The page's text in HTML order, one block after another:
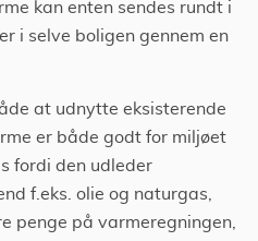
kan enten sendes rundt i
i selve boligen gennem en
at udnytte eksisterende
er både godt for miljøet
fordi den udleder
f.eks. olie og naturgas,
penge på varmeregningen,